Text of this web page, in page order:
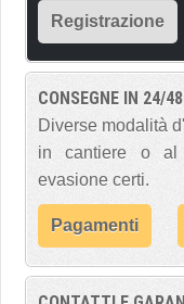
Registrazione
CONSEGNE IN 24/
Diverse modalità
in cantiere o al
evasione certi.
Pagamenti